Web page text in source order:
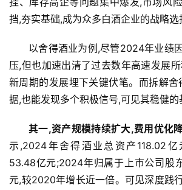
挡,夯实基础,成为众多白酒企业的战略选
以舍得酒业为例,尽管2024年业绩
压,但也加速出清了过去数年高速发展
新周期的发展埋下关键伏笔。而拆解
据,也能发现多个积极信号,可见其稳健的
其一,资产规模持续扩大,费用优化降
示,2024年舍得酒业总资产118.02
53.48亿元;2024年归属于上市公司股
元,较2020年增长近一倍。可见深度践